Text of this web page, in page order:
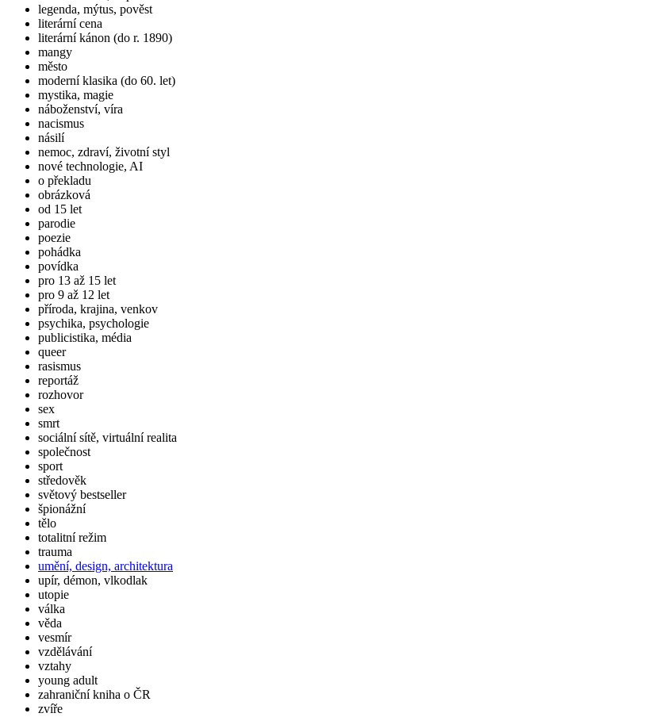
legenda, mýtus, pověst
literární cena
literární kánon (do r. 1890)
mangy
město
moderní klasika (do 60. let)
mystika, magie
náboženství, víra
nacismus
násilí
nemoc, zdraví, životní styl
nové technologie, AI
o překladu
obrázková
od 15 let
parodie
poezie
pohádka
povídka
pro 13 až 15 let
pro 9 až 12 let
příroda, krajina, venkov
psychika, psychologie
publicistika, média
queer
rasismus
reportáž
rozhovor
sex
smrt
sociální sítě, virtuální realita
společnost
sport
středověk
světový bestseller
špionážní
tělo
totalitní režim
trauma
umění, design, architektura
upír, démon, vlkodlak
utopie
válka
věda
vesmír
vzdělávání
vztahy
young adult
zahraniční kniha o ČR
zvíře